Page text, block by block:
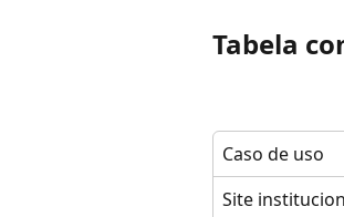
Tabela
Caso de uso
Site